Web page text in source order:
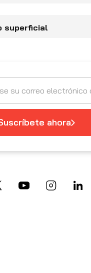
superficial
ahora